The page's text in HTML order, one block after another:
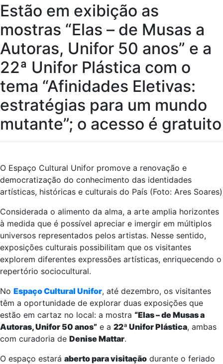
Estão em exibição as
mostras “Elas – de Musas a
Autoras, Unifor 50 anos” e a
22ª Unifor Plástica com o
tema “Afinidades Eletivas:
estratégias para um mundo
mutante”; o acesso é gratuito
O Espaço Cultural Unifor promove a renovação e
democratização do conhecimento das identidades
artísticas, históricas e culturais do País (Foto: Ares Soares)
Considerada o alimento da alma, a arte amplia horizontes
à medida que é possível apreciar e imergir em múltiplos
universos representados pelos artistas. Nesse sentido,
exposições culturais possibilitam que os visitantes
explorem diferentes expressões artísticas, enriquecendo o
repertório sociocultural.
No Espaço Cultural Unifor, até dezembro, os visitantes
têm a oportunidade de explorar duas exposições que
estão em cartaz no local: a mostra “Elas – de Musas a
Autoras, Unifor 50 anos” e a 22ª Unifor Plástica, ambas
com curadoria de Denise Mattar.
O espaço estará aberto para visitação durante o feriado